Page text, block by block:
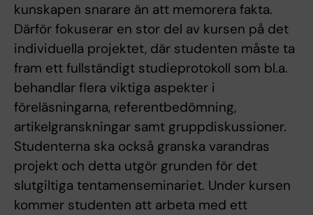
kunskapen snarare än att memorera fakta.
Därför fokuserar en stor del av kursen på det
individuella projektet, där studenten måste ta
fram ett fullständigt studieprotokoll som bl.a.
behandlar flera viktiga aspekter i
föreläsningarna, referentbedömning,
artikelgranskningar samt gruppdiskussioner.
Studenterna ska också granska varandras
projekt och detta utgör grunden för det
slutgiltiga tentamenseminariet. Under kursen
kommer studenten att arbeta med ett